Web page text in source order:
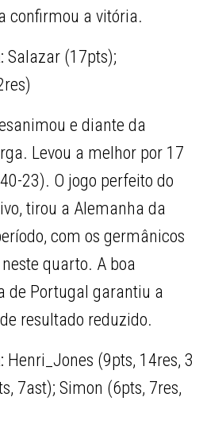
confirmou a vitória.
Salazar (17pts);
e diante da
Levou a melhor por 17
23). O jogo perfeito do
tirou a Alemanha da
com os germânicos
quarto. A boa
de Portugal garantiu a
resultado reduzido.
Henri_Jones (9pts, 14res, 3
7ast); Simon (6pts, 7res,